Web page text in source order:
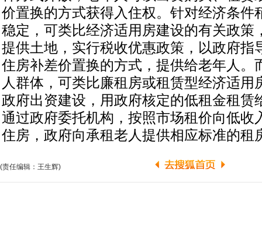
价置换的方式获得入住权。针对经济条件
稳定，可类比经济适用房建设的有关政策
提供土地，实行税收优惠政策，以政府指
住房补差价置换的方式，提供给老年人。
人群体，可类比廉租房或租赁型经济适用
政府出资建设，用政府核定的低租金租赁
通过政府委托机构，按照市场租价向低收
住房，政府向承租老人提供相应标准的租
(责任编辑：王生辉)